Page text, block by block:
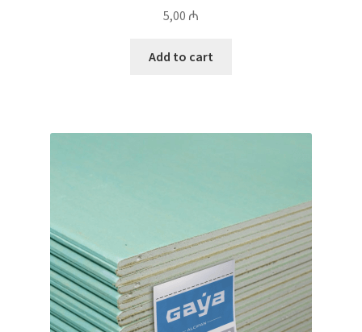
5,00 ₼
Add to cart